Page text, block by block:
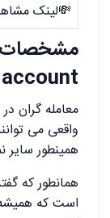
💸لینک
account
معامله گران
واقعی می
همینطور سایر
همانطور که
است که